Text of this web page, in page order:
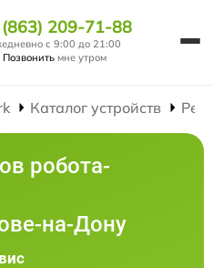
209-71-88
с 9:00 до 21:00
Позвонить мне утром
Каталог устройств
робота-
на-Дону